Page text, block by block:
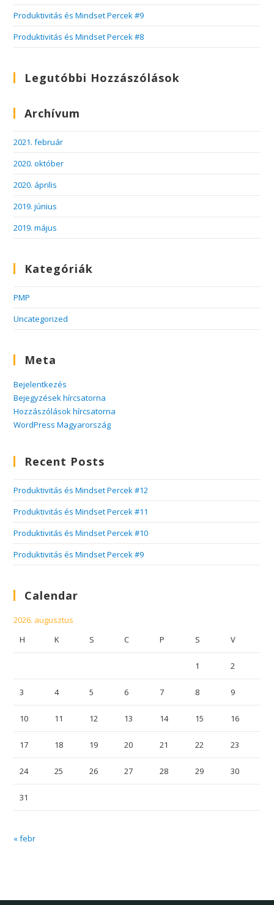
Produktivitás és Mindset Percek #9
Produktivitás és Mindset Percek #8
Legutóbbi Hozzászólások
Archívum
2021. február
2020. október
2020. április
2019. június
2019. május
Kategóriák
PMP
Uncategorized
Meta
Bejelentkezés
Bejegyzések hírcsatorna
Hozzászólások hírcsatorna
WordPress Magyarország
Recent Posts
Produktivitás és Mindset Percek #12
Produktivitás és Mindset Percek #11
Produktivitás és Mindset Percek #10
Produktivitás és Mindset Percek #9
Calendar
2026. augusztus
H
K S C P S V
1 2
3 4 5 6 7 8 9
10 11 12 13 14 15 16
17 18 19 20 21 22 23
24 25 26 27 28 29 30
31
« febr